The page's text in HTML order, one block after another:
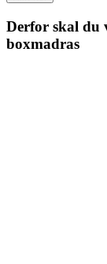
Derfor skal du
boxmadras